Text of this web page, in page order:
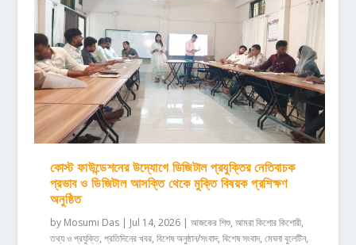
কোস্ট ফাউন্ডেশনের উদ্যোগে ডিজিটাল প্রযুক্তির নেতিবাচক
প্রভাব ও ডিজিটাল আসক্তি থেকে মুক্তি বিষয়ক প্রশিক্ষণ
অনুষ্ঠিত
by Mosumi Das| Jul 14, 2026| আজকের শিশু, আমরা কিশোর কিশোরী,
তথ্য ও প্রযুক্তি, প্রতিদিনের খবর, বিশেষ অনুষ্ঠান/সংবাদ, বিশেষ সংবাদ, মেঘনা বুলেটিন,